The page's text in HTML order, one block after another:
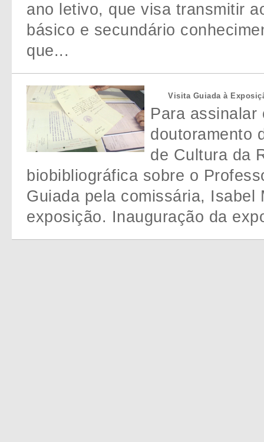
ano letivo, que visa transmitir
básico e secundário
que...
Visita Guiada à
Para assinalar
doutoramento
de Cultura da
biobibliográfica sobre o
Guiada pela comissária,
exposição. Inauguração da